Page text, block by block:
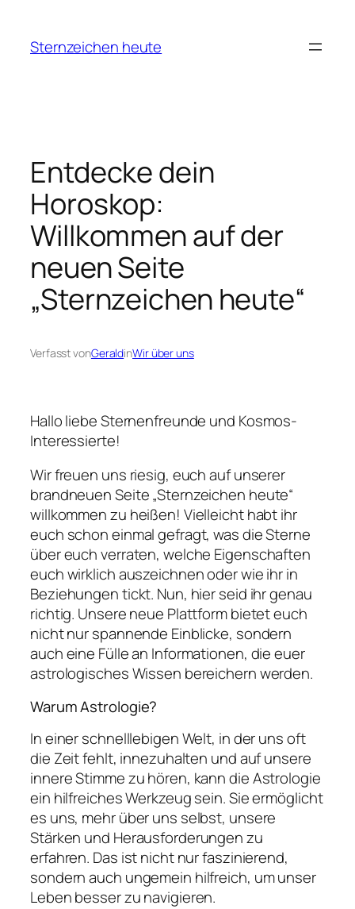
springen
Sternzeichen heute
Entdecke dein
Horoskop:
Willkommen auf der
neuen Seite
„Sternzeichen heute“
Verfasst vonGeraldinWir über uns
Hallo liebe Sternenfreunde und Kosmos-
Interessierte!
Wir freuen uns riesig, euch auf unserer
brandneuen Seite „Sternzeichen heute“
willkommen zu heißen! Vielleicht habt ihr
euch schon einmal gefragt, was die Sterne
über euch verraten, welche Eigenschaften
euch wirklich auszeichnen oder wie ihr in
Beziehungen tickt. Nun, hier seid ihr genau
richtig. Unsere neue Plattform bietet euch
nicht nur spannende Einblicke, sondern
auch eine Fülle an Informationen, die euer
astrologisches Wissen bereichern werden.
Warum Astrologie?
In einer schnelllebigen Welt, in der uns oft
die Zeit fehlt, innezuhalten und auf unsere
innere Stimme zu hören, kann die Astrologie
ein hilfreiches Werkzeug sein. Sie ermöglicht
es uns, mehr über uns selbst, unsere
Stärken und Herausforderungen zu
erfahren. Das ist nicht nur faszinierend,
sondern auch ungemein hilfreich, um unser
Leben besser zu navigieren.